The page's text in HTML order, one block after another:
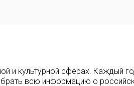
и культурной сферах. Каждый
всю информацию о